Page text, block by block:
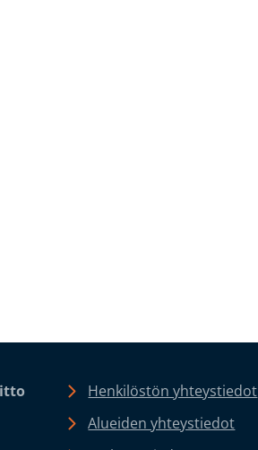
Henkilöstön yhteystiedot
Alueiden yhteystiedot